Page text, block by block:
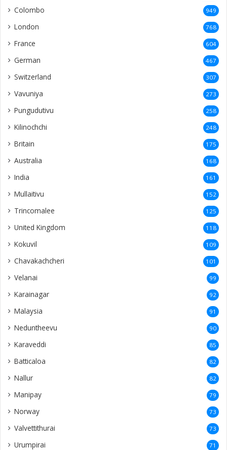
Colombo 949
London 768
France 604
German 467
Switzerland 307
Vavuniya 273
Pungudutivu 258
Kilinochchi 248
Britain 175
Australia 168
India 161
Mullaitivu 152
Trincomalee 125
United Kingdom 118
Kokuvil 109
Chavakachcheri 101
Velanai 99
Karainagar 92
Malaysia 91
Neduntheevu 90
Karaveddi 85
Batticaloa 82
Nallur 82
Manipay 79
Norway 73
Valvettithurai 73
Urumpirai 71